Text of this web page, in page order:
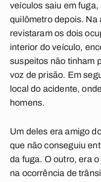
veículos saiu em
quilômetro depois. Na
revistaram os dois
interior do veículo,
suspeitos não tinham
voz de prisão. Em
local do acidente,
homens.
Um deles era amigo
que não conseguiu
da fuga. O outro, era
na ocorrência de